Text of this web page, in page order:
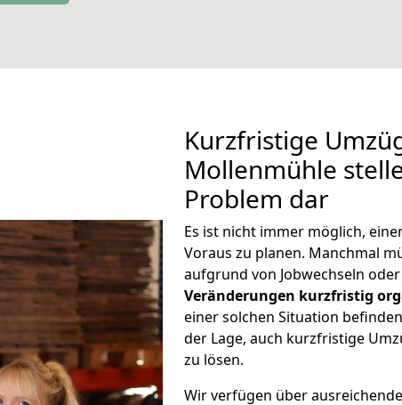
Kurzfristige
Mollenmühle
Problem dar
Es ist nicht immer möglich,
Voraus zu planen. Manchmal
aufgrund von Jobwechseln
Veränderungen kurzfristig
einer solchen Situation
der Lage, auch kurzfristige
zu lösen.
Wir verfügen über